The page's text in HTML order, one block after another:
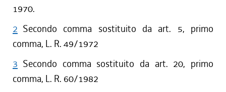
1970.
2 Secondo comma sostituito da art. 5, primo
comma, L. R. 49/1972
3 Secondo comma sostituito da art. 20, primo
comma, L. R. 60/1982